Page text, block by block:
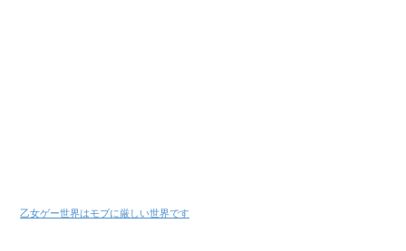
乙女ゲー世界はモブに厳しい世界です